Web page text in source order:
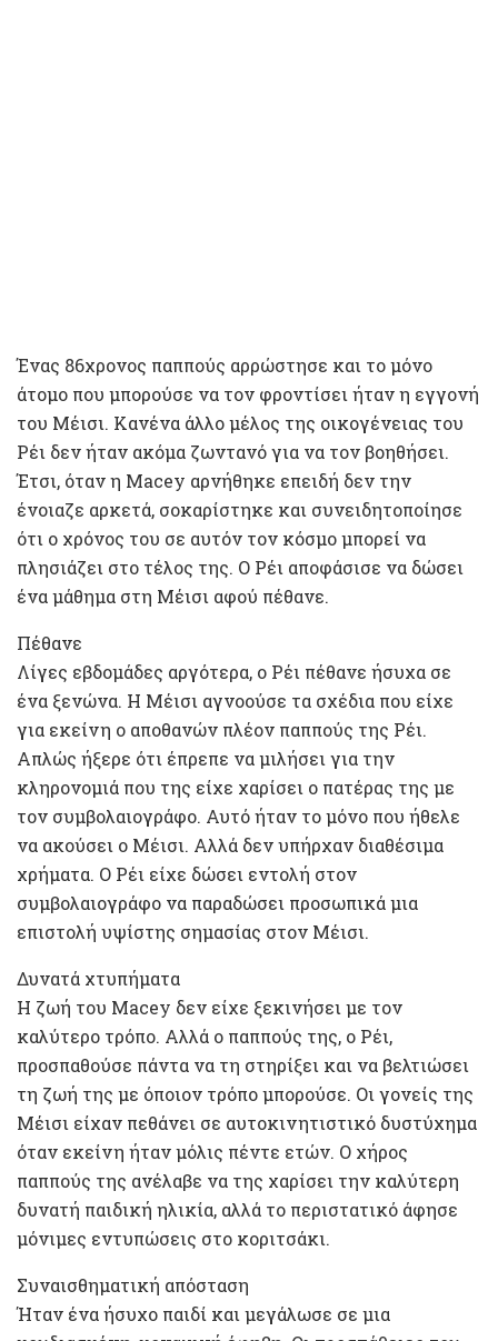
Ένας 86χρονος παππούς αρρώστησε και το μόνο
άτομο που μπορούσε να τον φροντίσει ήταν η εγγονή
του Μέισι. Κανένα άλλο μέλος της οικογένειας του
Ρέι δεν ήταν ακόμα ζωντανό για να τον βοηθήσει.
Έτσι, όταν η Macey αρνήθηκε επειδή δεν την
ένοιαζε αρκετά, σοκαρίστηκε και συνειδητοποίησε
ότι ο χρόνος του σε αυτόν τον κόσμο μπορεί να
πλησιάζει στο τέλος της. Ο Ρέι αποφάσισε να δώσει
ένα μάθημα στη Μέισι αφού πέθανε.
Πέθανε
Λίγες εβδομάδες αργότερα, ο Ρέι πέθανε ήσυχα σε
ένα ξενώνα. Η Μέισι αγνοούσε τα σχέδια που είχε
για εκείνη ο αποθανών πλέον παππούς της Ρέι.
Απλώς ήξερε ότι έπρεπε να μιλήσει για την
κληρονομιά που της είχε χαρίσει ο πατέρας της με
τον συμβολαιογράφο. Αυτό ήταν το μόνο που ήθελε
να ακούσει ο Μέισι. Αλλά δεν υπήρχαν διαθέσιμα
χρήματα. Ο Ρέι είχε δώσει εντολή στον
συμβολαιογράφο να παραδώσει προσωπικά μια
επιστολή υψίστης σημασίας στον Μέισι.
Δυνατά χτυπήματα
Η ζωή του Macey δεν είχε ξεκινήσει με τον
καλύτερο τρόπο. Αλλά ο παππούς της, ο Ρέι,
προσπαθούσε πάντα να τη στηρίξει και να βελτιώσει
τη ζωή της με όποιον τρόπο μπορούσε. Οι γονείς της
Μέισι είχαν πεθάνει σε αυτοκινητιστικό δυστύχημα
όταν εκείνη ήταν μόλις πέντε ετών. Ο χήρος
παππούς της ανέλαβε να της χαρίσει την καλύτερη
δυνατή παιδική ηλικία, αλλά το περιστατικό άφησε
μόνιμες εντυπώσεις στο κοριτσάκι.
Συναισθηματική απόσταση
Ήταν ένα ήσυχο παιδί και μεγάλωσε σε μια